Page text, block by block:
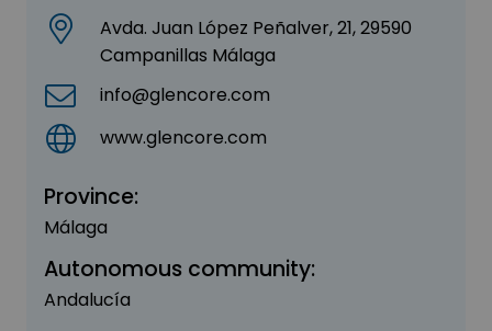
Avda. Juan López Peñalver, 21, 29590
Campanillas Málaga
info@glencore.com
www.glencore.com
Province:
Málaga
Autonomous community:
Andalucía